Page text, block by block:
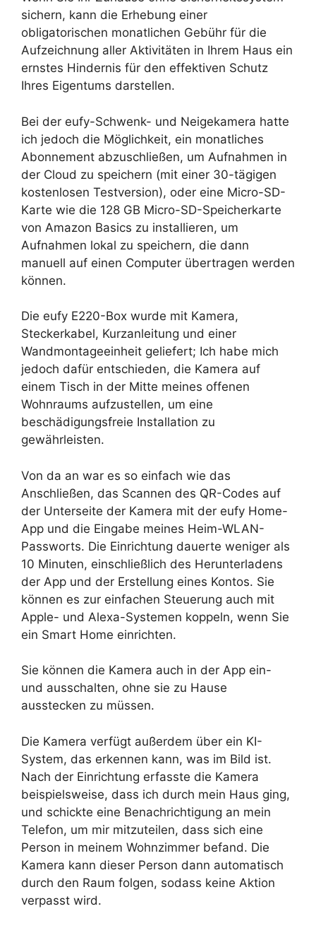
sichern, kann die Erhebung einer
obligatorischen monatlichen Gebühr für die
Aufzeichnung aller Aktivitäten in Ihrem Haus ein
ernstes Hindernis für den effektiven Schutz
Ihres Eigentums darstellen.
Bei der eufy-Schwenk- und Neigekamera hatte
ich jedoch die Möglichkeit, ein monatliches
Abonnement abzuschließen, um Aufnahmen in
der Cloud zu speichern (mit einer 30-tägigen
kostenlosen Testversion), oder eine Micro-SD-
Karte wie die 128 GB Micro-SD-Speicherkarte
von Amazon Basics zu installieren, um
Aufnahmen lokal zu speichern, die dann
manuell auf einen Computer übertragen werden
können.
Die eufy E220-Box wurde mit Kamera,
Steckerkabel, Kurzanleitung und einer
Wandmontageeinheit geliefert; Ich habe mich
jedoch dafür entschieden, die Kamera auf
einem Tisch in der Mitte meines offenen
Wohnraums aufzustellen, um eine
beschädigungsfreie Installation zu
gewährleisten.
Von da an war es so einfach wie das
Anschließen, das Scannen des QR-Codes auf
der Unterseite der Kamera mit der eufy Home-
App und die Eingabe meines Heim-WLAN-
Passworts. Die Einrichtung dauerte weniger als
10 Minuten, einschließlich des Herunterladens
der App und der Erstellung eines Kontos. Sie
können es zur einfachen Steuerung auch mit
Apple- und Alexa-Systemen koppeln, wenn Sie
ein Smart Home einrichten.
Sie können die Kamera auch in der App ein-
und ausschalten, ohne sie zu Hause
ausstecken zu müssen.
Die Kamera verfügt außerdem über ein KI-
System, das erkennen kann, was im Bild ist.
Nach der Einrichtung erfasste die Kamera
beispielsweise, dass ich durch mein Haus ging,
und schickte eine Benachrichtigung an mein
Telefon, um mir mitzuteilen, dass sich eine
Person in meinem Wohnzimmer befand. Die
Kamera kann dieser Person dann automatisch
durch den Raum folgen, sodass keine Aktion
verpasst wird.